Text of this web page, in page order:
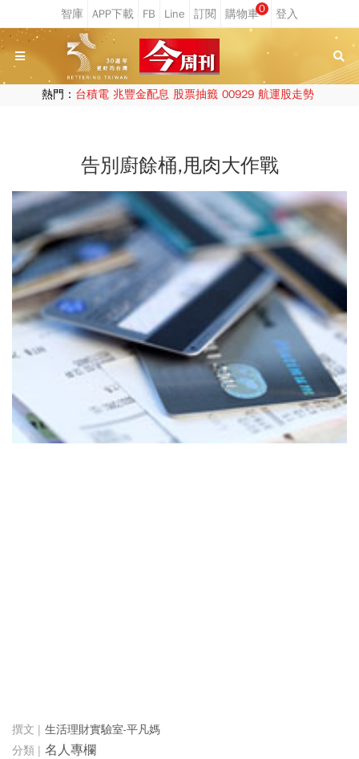
0
熱門： 台積電 兆豐金配息 股票抽籤 00929 航運股走勢
告別廚餘桶,甩肉大作戰
生活理財實驗室-平凡媽
名人專欄